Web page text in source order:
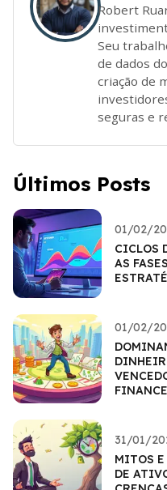
Robert
Seu
de dados
criação de
seguras e
Últimos Posts
01/02/
CICLOS
AS
01/02/
31/01/
MITOS E
DE